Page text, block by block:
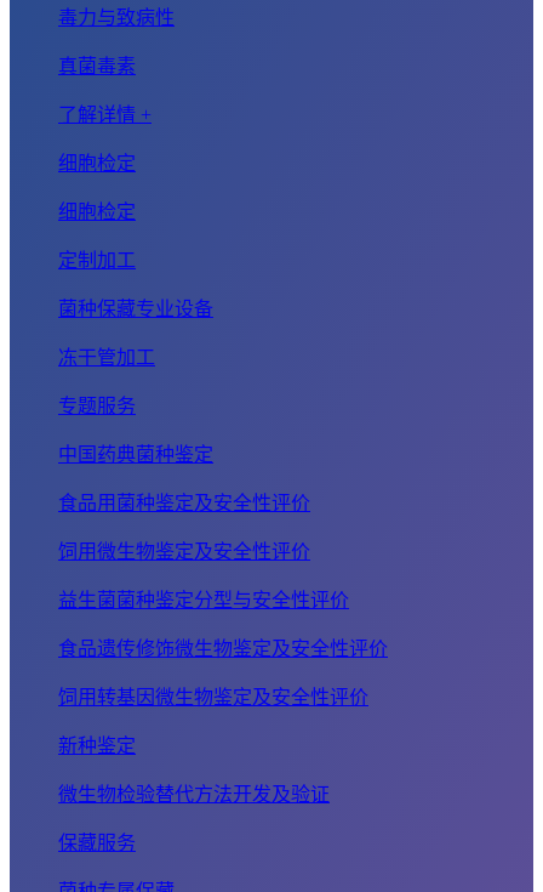
毒力与致病性
真菌毒素
了解详情 +
细胞检定
细胞检定
定制加工
菌种保藏专业设备
冻干管加工
专题服务
中国药典菌种鉴定
食品用菌种鉴定及安全性评价
饲用微生物鉴定及安全性评价
益生菌菌种鉴定分型与安全性评价
食品遗传修饰微生物鉴定及安全性评价
饲用转基因微生物鉴定及安全性评价
新种鉴定
微生物检验替代方法开发及验证
保藏服务